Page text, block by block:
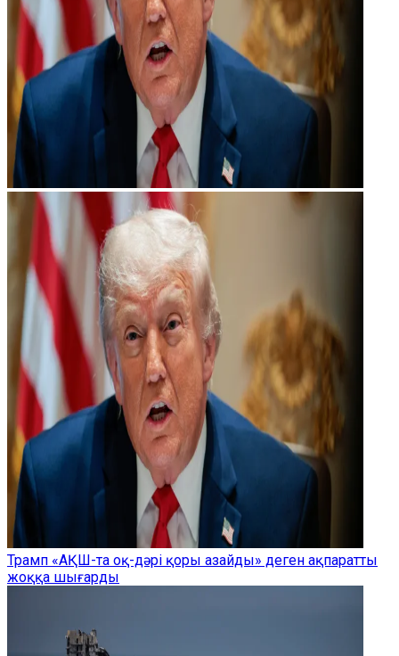
Трамп «АҚШ-та оқ-дәрі қоры азайды» деген ақпаратты
жоққа шығарды